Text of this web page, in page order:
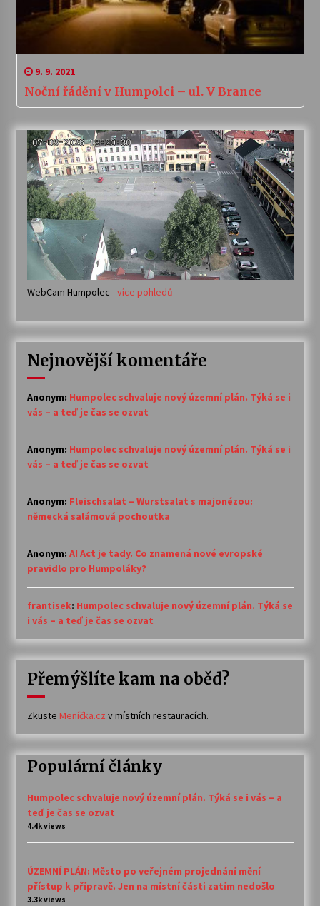
9. 9. 2021
Noční řádění v Humpolci – ul. V Brance
WebCam Humpolec -více pohledů
Nejnovější komentáře
Anonym: Humpolec schvaluje nový územní plán. Týká se i
vás – a teď je čas se ozvat
Anonym: Humpolec schvaluje nový územní plán. Týká se i
vás – a teď je čas se ozvat
Anonym: Fleischsalat – Wurstsalat s majonézou:
německá salámová pochoutka
Anonym: AI Act je tady. Co znamená nové evropské
pravidlo pro Humpoláky?
frantisek: Humpolec schvaluje nový územní plán. Týká se
i vás – a teď je čas se ozvat
Přemýšlíte kam na oběd?
Zkuste Meníčka.cz v místních restauracích.
Populární články
Humpolec schvaluje nový územní plán. Týká se i vás – a
teď je čas se ozvat
4.4k views
ÚZEMNÍ PLÁN: Město po veřejném projednání mění
přístup k přípravě. Jen na místní části zatím nedošlo
3.3k views